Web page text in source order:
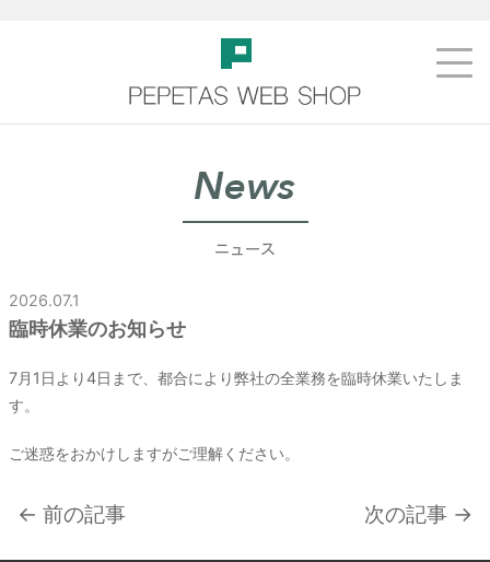
2026.07.1
臨時休業のお知らせ
7月1日より4日まで、都合により弊社の全業務を臨時休業いたしま
す。
ご迷惑をおかけしますがご理解ください。
← 前の記事 次の記事 →